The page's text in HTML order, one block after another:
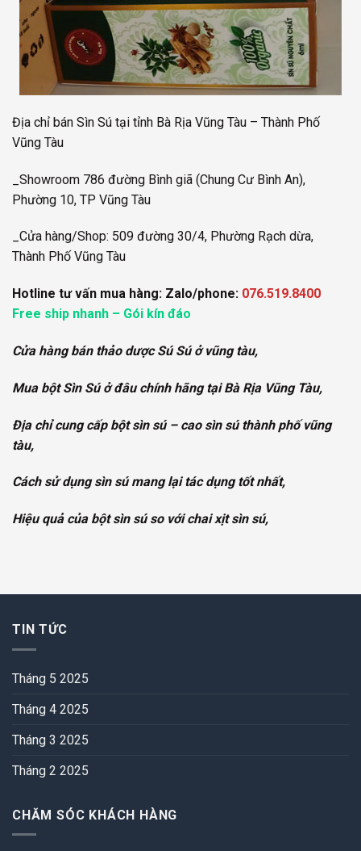
Địa chỉ bán Sìn Sú tại tỉnh Bà Rịa Vũng Tàu – Thành Phố
Vũng Tàu
_Showroom 786 đường Bình giã (Chung Cư Bình An),
Phường 10, TP Vũng Tàu
_Cửa hàng/Shop: 509 đường 30/4, Phường Rạch dừa,
Thành Phố Vũng Tàu
Hotline tư vấn mua hàng: Zalo/phone: 076.519.8400
Free ship nhanh – Gói kín đáo
Cửa hàng bán thảo dược Sú Sú ở vũng tàu,
Mua bột Sìn Sú ở đâu chính hãng tại Bà Rịa Vũng Tàu,
Địa chỉ cung cấp bột sìn sú – cao sìn sú thành phố vũng
tàu,
Cách sử dụng sìn sú mang lại tác dụng tốt nhất,
Hiệu quả của bột sìn sú so với chai xịt sìn sú,
TIN TỨC
Tháng 5 2025
Tháng 4 2025
Tháng 3 2025
Tháng 2 2025
CHĂM SÓC KHÁCH HÀNG